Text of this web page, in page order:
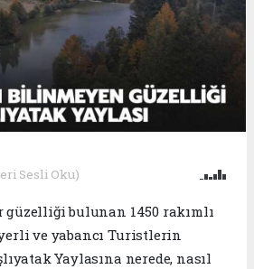
Sesli Oku)
güzelliği bulunan 1450 rakımlı
ve yabancı Turistlerin
Yaylasına nerede, nasıl